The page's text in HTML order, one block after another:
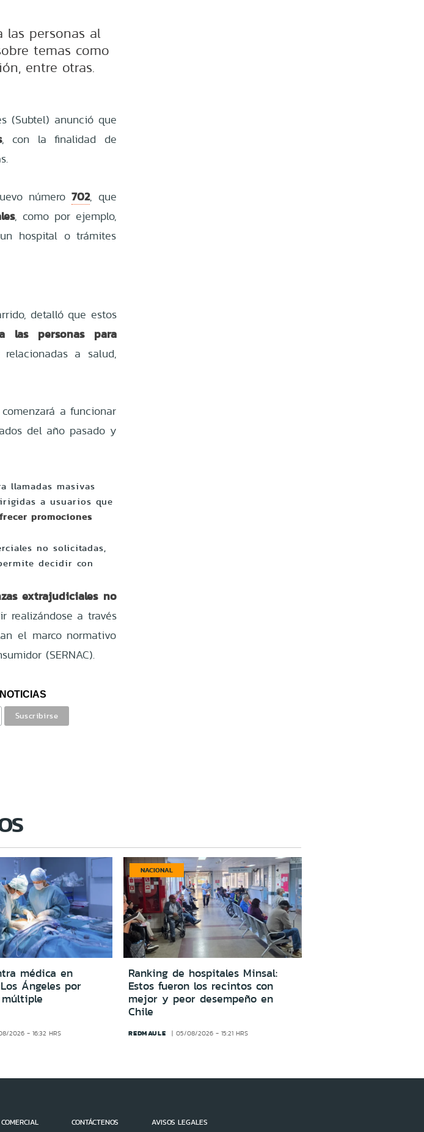
las personas al
temas como
entre otras.
(Subtel) anunció que
, con la finalidad de
número 702, que
, como por ejemplo,
hospital o trámites
detalló que estos
las personas para
a salud,
a funcionar
del año pasado y
llamadas masivas
a usuarios que
promociones
no solicitadas,
decidir con
extrajudiciales no
realizándose a través
el marco normativo
(SERNAC).
médica en
Ángeles por
2026 - 16:32 HRS
NACIONAL
Ranking de hospitales Minsal:
Estos fueron los recintos con
mejor y peor desempeño en
Chile
REDMAULE 05/08/2026 - 15:21 HRS
COMERCIAL CONTÁCTENOS AVISOS LEGALES